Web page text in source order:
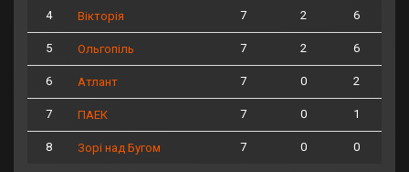
4 Вікторія 7 2 6
5 Ольгопіль 7 2 6
6 Атлант 7 0 2
7 ПАЕК 7 0 1
8 Зорі над Бугом 7 0 0